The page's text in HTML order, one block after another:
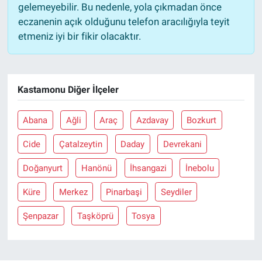
gelemeyebilir. Bu nedenle, yola çıkmadan önce
eczanenin açık olduğunu telefon aracılığıyla teyit
etmeniz iyi bir fikir olacaktır.
Kastamonu Diğer İlçeler
Abana Ağli Araç Azdavay Bozkurt
Cide Çatalzeytin Daday Devrekani
Doğanyurt Hanönü İhsangazi İnebolu
Küre Merkez Pinarbaşi Seydiler
Şenpazar Taşköprü Tosya